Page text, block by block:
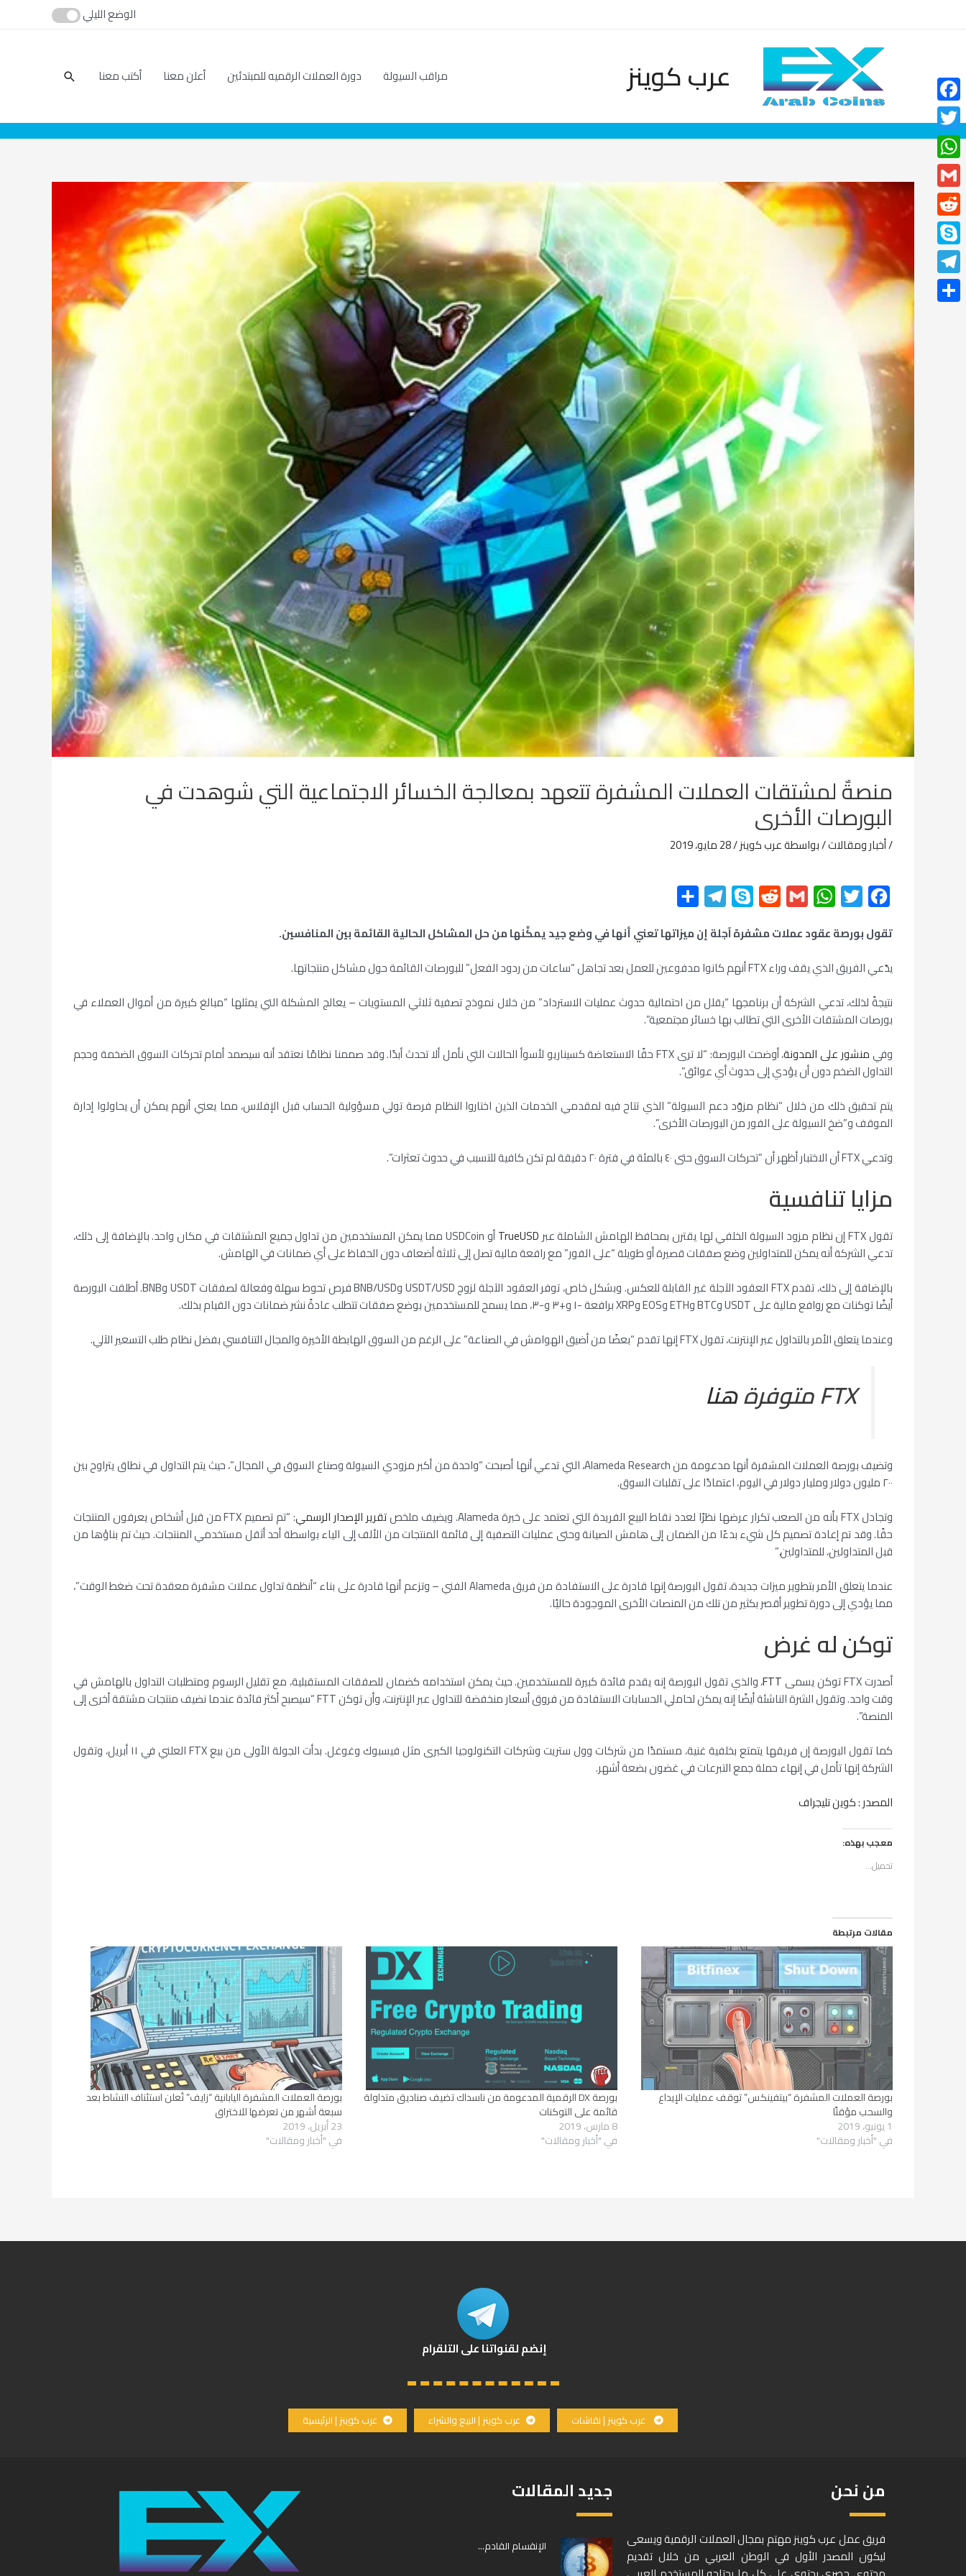
الوضع الليلي
عرب كوينز مراقب السيولة دورة العملات الرقميه للمبتدئين أعلن معنا أكتب معنا بحث
منصةٌ لمشتقات العملات المشفرة تتعهد بمعالجة الخسائر الاجتماعية التي شوهدت في
البورصات الأخرى
/أخبار ومقالات/ بواسطةعرب كوينز/28 مايو، 2019
c
e
o
o
k
i
t
e
r
W
a
t
A
p
p
a
i
d
d
t
y
p
e
l
e
r
a
m
ر
تقول بورصة عقود عملات مشفرة آجلة إن ميزاتها تعني أنها في وضع جيد يمكِّنها من حل المشاكل الحالية القائمة بين المنافسين.
يدّعي الفريق الذي يقف وراء FTX أنهم كانوا مدفوعين للعمل بعد تجاهل “ساعات من ردود الفعل” للبورصات القائمة حول مشاكل منتجاتها.
نتيجةً لذلك، تدعي الشركة أن برنامجها “يقلل من احتمالية حدوث عمليات الاسترداد” من خلال نموذج تصفية ثلاثي المستويات – يعالج المشكلة التي يمثلها “مبالغ كبيرة من أموال العملاء في
بورصات المشتقات الأخرى التي تطالب بها خسائر مجتمعية”.
وفيمنشور على المدونة
، أوضحت البورصة: “لا ترى FTX حقًا الاستعاضة كسيناريو لأسوأ الحالات التي نأمل ألا تحدث أبدًا. وقد صممنا نظامًا نعتقد أنه سيصمد أمام تحركات السوق الضخمة وحجم
التداول الضخم دون أن يؤدي إلى حدوث أي عوائق”.
يتم تحقيق ذلك من خلال “نظام مزوّد دعم السيولة” الذي تتاح فيه لمقدمي الخدمات الذين اختاروا النظام فرصة تولي مسؤولية الحساب قبل الإفلاس، مما يعني أنهم يمكن أن يحاولوا إدارة
الموقف و”ضخ السيولة على الفور من البورصات الأخرى”.
وتدعي FTX أن الاختبار أظهر أن “تحركات السوق حتى ٤٠ بالمئة في فترة ٢٠ دقيقة لم تكن كافية للتسبب في حدوث تعثرات”.
مزايا تنافسية
تقول FTX إن نظام مزود السيولة الخلفي لها يقترن بمحافظ الهامش الشاملة عبر TrueUSD
أو USDCoin مما يمكن المستخدمين من تداول جميع المشتقات في مكان واحد. بالإضافة إلى ذلك،
تدعي الشركة أنه يمكن للمتداولين وضع صفقات قصيرة أو طويلة “على الفور” مع رافعة مالية تصل إلى ثلاثة أضعاف دون الحفاظ على أي ضمانات في الهامش.
بالإضافة إلى ذلك، تقدم FTX العقود الآجلة غير القابلة للعكس. وبشكل خاص، توفر العقود الآجلة لزوج USDT/USD وBNB/USD فرص تحوط سهلة وفعالة لصفقات USDT وBNB. أطلقت البورصة
أيضًا توكنات مع روافع مالية على USDT وBTC وETH وEOS وXRP برافعة -١ و+٣ و-٣، مما يسمح للمستخدمين بوضع صفقات تتطلب عادةً نشر ضمانات دون القيام بذلك.
وعندما يتعلق الأمر بالتداول عبر الإنترنت، تقول FTX إنها تقدم “بعضًا من أضيق الهوامش في الصناعة” على الرغم من السوق الهابطة الأخيرة والمجال التنافسي بفضل نظام طلب التسعير الآلي.
FTX متوفرة هنا
وتضيف بورصة العملات المشفرة أنها مدعومة من Alameda Research، التي تدعي أنها أصبحت “واحدة من أكبر مزودي السيولة وصناع السوق في المجال”، حيث يتم التداول في نطاق يتراوح بين
٢٠٠ مليون دولار ومليار دولار في اليوم، اعتمادًا على تقلبات السوق.
وتجادل FTX بأنه من الصعب تكرار عرضها نظرًا لعدد نقاط البيع الفريدة التي تعتمد على خبرة Alameda. ويضيف ملخص
تقرير الإصدار الرسمي
: “تم تصميم FTX من قبل أشخاص يعرفون المنتجات
حقًا. وقد تم إعادة تصميم كل شيء بدءًا من الضمان إلى هامش الصيانة وحتى عمليات التصفية إلى قائمة المنتجات من الألف إلى الياء بواسطة أحد أثقل مستخدمي المنتجات. حيث تم بناؤها من
قبل المتداولين، للمتداولين.”
عندما يتعلق الأمر بتطوير ميزات جديدة، تقول البورصة إنها قادرة على الاستفادة من فريق Alameda الفني – وتزعم أنها قادرة على بناء “أنظمة تداول عملات مشفرة معقدة تحت ضغط الوقت”،
مما يؤدي إلى دورة تطوير أقصر بكثير من تلك من المنصات الأخرى الموجودة حاليًا.
توكن له غرض
أصدرت FTX توكن يسمى FTT، والذي تقول البورصة إنه يقدم فائدة كبيرة للمستخدمين. حيث يمكن استخدامه كضمان للصفقات المستقبلية، مع تقليل الرسوم ومتطلبات التداول بالهامش في
وقت واحد. وتقول الشرة الناشئة أيضًا إنه يمكن لحاملي الحسابات الاستفادة من فروق أسعار منخفضة للتداول عبر الإنترنت، وأن توكن FTT “سيصبح أكثر فائدة عندما نضيف منتجات مشتقة أخرى إلى
المنصة”.
كما تقول البورصة إن فريقها يتمتع بخلفية غنية، مستمدًا من شركات وول ستريت وشركات التكنولوجيا الكبرى مثل فيسبوك وغوغل. بدأت الجولة الأولى من بيع FTX العلني في ١١ أبريل، وتقول
الشركة إنها تأمل في إنهاء حملة جمع التبرعات في غضون بضعة أشهر.
المصدر : كوين تليجراف
معجب بهذه:
تحميل...
مقالات مرتبطة
بورصة العملات المشفرة “بيتفينكس” توقف عمليات الإيداع
والسحب مؤقتًا
1 يونيو، 2019
في "أخبار ومقالات"
بورصة DX الرقمية المدعومة من ناسداك تضيف صناديق متداولة
قائمة على التوكنات
8 مارس، 2019
في "أخبار ومقالات"
بورصة العملات المشفرة اليابانية “زايف” تُعلن استئناف النشاط بعد
سبعة أشهر من تعرضها للاختراق
23 أبريل، 2019
في "أخبار ومقالات"
إنضم لقنواتنا على التلقرام
عرب كوينز | نقاشات عرب كوينز | البيع والشراء عرب كوينز | الرئيسية
من نحن
فريق عمل عرب كوينز مهتم بمجال العملات الرقمية ويسعى
ليكون المصدر الأول في الوطن العربي من خلال تقديم
جديد المقالات
الإنقسام القادم…
Facebook
Twitter
WhatsApp
Gmail
Reddit
Skype
Telegram